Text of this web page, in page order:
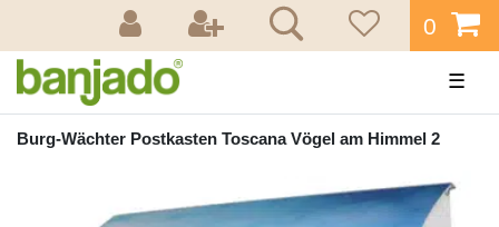
0
☰
Burg-Wächter Postkasten Toscana Vögel am Himmel 2